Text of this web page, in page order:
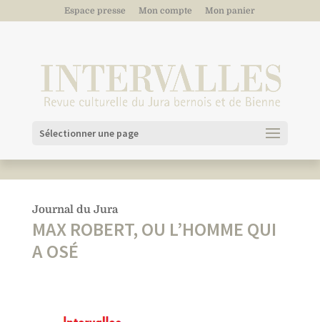
Espace presse Mon compte Mon panier
Sélectionner une page
Journal du Jura
MAX ROBERT, OU L’HOMME QUI
A OSÉ